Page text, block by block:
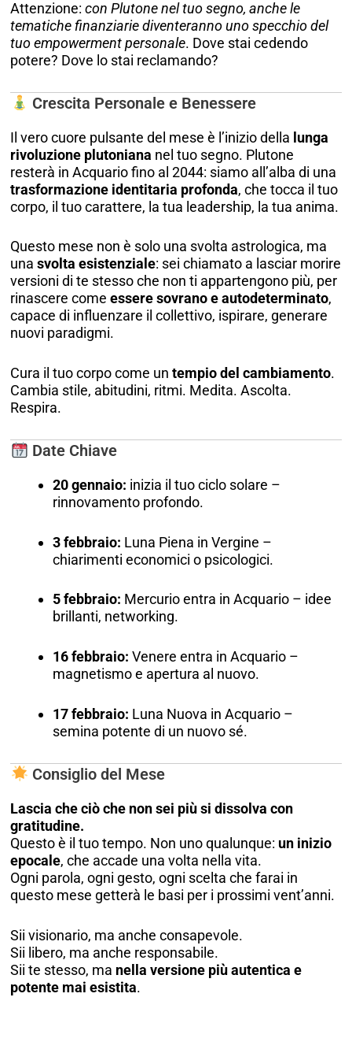
Attenzione:con Plutone nel tuo segno, anche le
tematiche finanziarie diventeranno uno specchio del
tuo empowerment personale. Dove stai cedendo
potere? Dove lo stai reclamando?
Crescita Personale e Benessere
Il vero cuore pulsante del mese è l’inizio della lunga
rivoluzione plutoniana nel tuo segno. Plutone
resterà in Acquario fino al 2044: siamo all’alba di una
trasformazione identitaria profonda, che tocca il tuo
corpo, il tuo carattere, la tua leadership, la tua anima.
Questo mese non è solo una svolta astrologica, ma
unasvolta esistenziale: sei chiamato a lasciar morire
versioni di te stesso che non ti appartengono più, per
rinascere comeessere sovrano e autodeterminato,
capace di influenzare il collettivo, ispirare, generare
nuovi paradigmi.
Cura il tuo corpo come untempio del cambiamento.
Cambia stile, abitudini, ritmi. Medita. Ascolta.
Respira.
Date Chiave
20 gennaio: inizia il tuo ciclo solare –
rinnovamento profondo.
3 febbraio: Luna Piena in Vergine –
chiarimenti economici o psicologici.
5 febbraio: Mercurio entra in Acquario – idee
brillanti, networking.
16 febbraio: Venere entra in Acquario –
magnetismo e apertura al nuovo.
17 febbraio: Luna Nuova in Acquario –
semina potente di un nuovo sé.
Consiglio del Mese
Lascia che ciò che non sei più si dissolva con
gratitudine.
Questo è il tuo tempo. Non uno qualunque: un inizio
epocale, che accade una volta nella vita.
Ogni parola, ogni gesto, ogni scelta che farai in
questo mese getterà le basi per i prossimi vent’anni.
Sii visionario, ma anche consapevole.
Sii libero, ma anche responsabile.
Sii te stesso, ma nella versione più autentica e
potente mai esistita.